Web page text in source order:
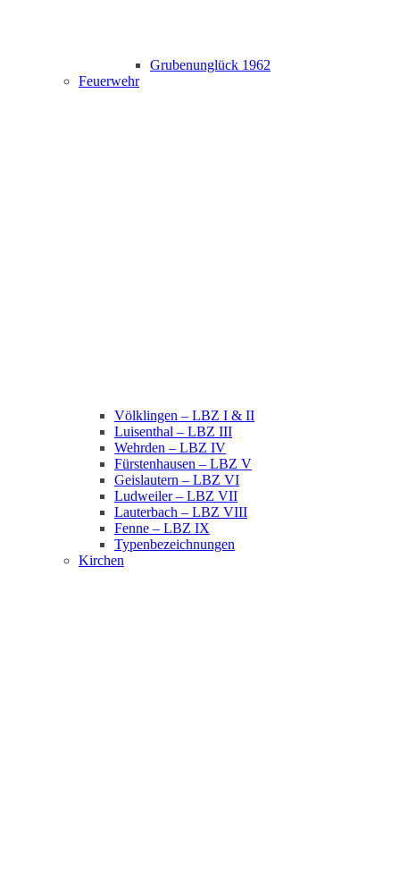
Grubenunglück 1962
Feuerwehr
Völklingen – LBZ I & II
Luisenthal – LBZ III
Wehrden – LBZ IV
Fürstenhausen – LBZ V
Geislautern – LBZ VI
Ludweiler – LBZ VII
Lauterbach – LBZ VIII
Fenne – LBZ IX
Typenbezeichnungen
Kirchen